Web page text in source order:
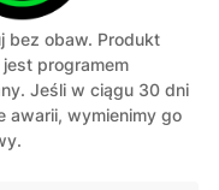
bez obaw. Produkt
programem
Jeśli w ciągu 30 dni
awarii, wymienimy go